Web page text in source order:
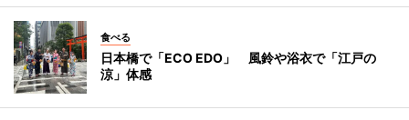
食べる
日本橋で「ECO EDO」 風鈴や浴衣で「江戸の
涼」体感